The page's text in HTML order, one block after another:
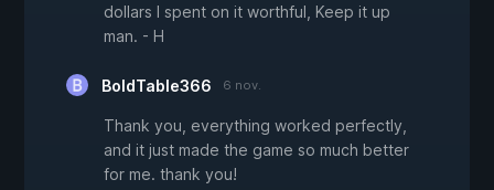
dollars I spent on it worthful, Keep it up
man. - H
BoldTable366 6 nov.
Thank you, everything worked perfectly,
and it just made the game so much better
for me. thank you!